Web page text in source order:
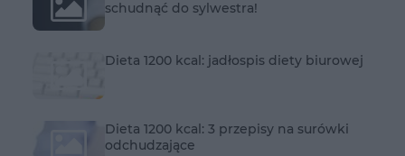
schudnąć do sylwestra!
Dieta 1200 kcal: jadłospis diety biurowej
Dieta 1200 kcal: 3 przepisy na surówki
odchudzające